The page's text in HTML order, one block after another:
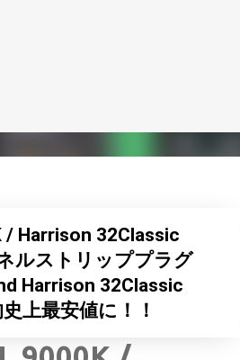
/ Harrison 32Classic
ルストリッププラグ
Harrison 32Classic
上最安値に！！